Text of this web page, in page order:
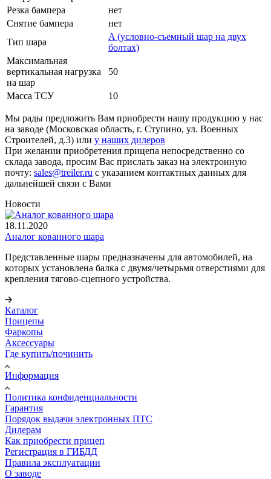
Резка бампера
нет
Снятие бампера
нет
Тип шара
A (условно-съемный шар на двух
болтах)
Максимальная
вертикальная нагрузка
на шар
50
Масса ТСУ 10
Мы рады предложить Вам приобрести нашу продукцию у нас
на заводе (Московская область, г. Ступино, ул. Военных
Строителей, д.3) или у наших дилеров
При желании приобретения прицепа непосредственно со
склада завода, просим Вас прислать заказ на электронную
почту: sales@treiler.ru с указанием контактных данных для
дальнейшей связи с Вами
Новости
18.11.2020
Аналог кованного шара
Представленные шары предназначены для автомобилей, на
которых установлена балка с двумя/четырьмя отверстиями для
крепления тягово-сцепного устройства.
Каталог
Прицепы
Фаркопы
Аксессуары
Где купить/починить
Информация
Политика конфиденциальности
Гарантия
Порядок выдачи электронных ПТС
Дилерам
Как приобрести прицеп
Регистрация в ГИБДД
Правила эксплуатации
О заводе